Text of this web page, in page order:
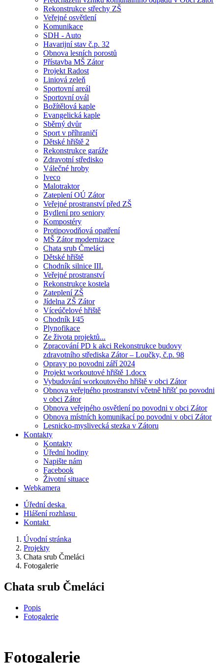
Rekonstrukce střechy ZŠ
Veřejné osvětlení
Komunikace
SDH - Auto
Havarijní stav č.p. 32
Obnova lesních porostů
Přístavba MŠ Zátor
Projekt Radost
Liniová zeleň
Sportovní areál
Sportovní ovál
Božítělová kaple
Evangelická kaple
Sběrný dvůr
Sport v příhraničí
Dětské hřiště 2
Rekonstrukce garáže
Zdravotní středisko
Válečné hroby
Iveco
Malotraktor
Zateplení OÚ Zátor
Veřejné prostranství před ZŠ
Bydlení pro seniory
Kompostéry
Protipovodňová opatření
MŠ Zátor modernizace
Chata srub Čmeláci
Dětské hřiště
Chodník silnice III.
Veřejné prostranství
Rekonstrukce kostela
Zateplení ZŠ
Jídelna ZŠ Zátor
Víceúčelové hřiště
Chodník I⁄45
Plynofikace
Ze života projektů...
Zpracování PD k akci Rekonstrukce budovy
zdravotního střediska Zátor – Loučky, č.p. 98
Opravy po povodni září 2024
Projekt workoutové hřiště 1.docx
Vybudování workoutového hřiště v obci Zátor
Obnova veřejného prostranství včetně hřišť po povodni
v obci Zátor
Obnova veřejného osvětlení po povodni v obci Zátor
Obnova místních komunikací po povodni v obci Zátor
Lesnicko-myslivecká stezka v Zátoru
Kontakty
Kontakty
Úřední hodiny
Napište nám
Facebook
Životní situace
Webkamera
Úřední deska
Hlášení rozhlasu
Kontakt
Úvodní stránka
Projekty
Chata srub Čmeláci
Fotogalerie
Chata srub Čmeláci
Popis
Fotogalerie
Fotogalerie